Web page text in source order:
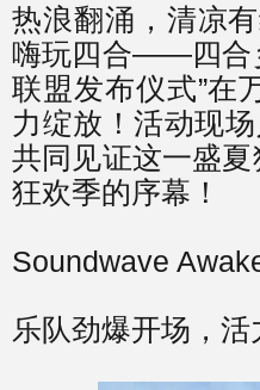
热浪翻涌，清凉
嗨玩四合——四合
联盟发布仪式”在
力绽放！活动现
共同见证这一盛
狂欢季的序幕！
Soundwave
乐队劲爆开场，活